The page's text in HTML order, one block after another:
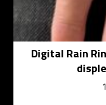
Digital Rain